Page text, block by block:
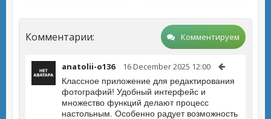
Комментарии: Комментируем
anatolii-o136 16 December 2025 12:00
Классное приложение для редактирования
фотографий! Удобный интерфейс и
множество функций делают процесс
настольным. Особенно радует возможность